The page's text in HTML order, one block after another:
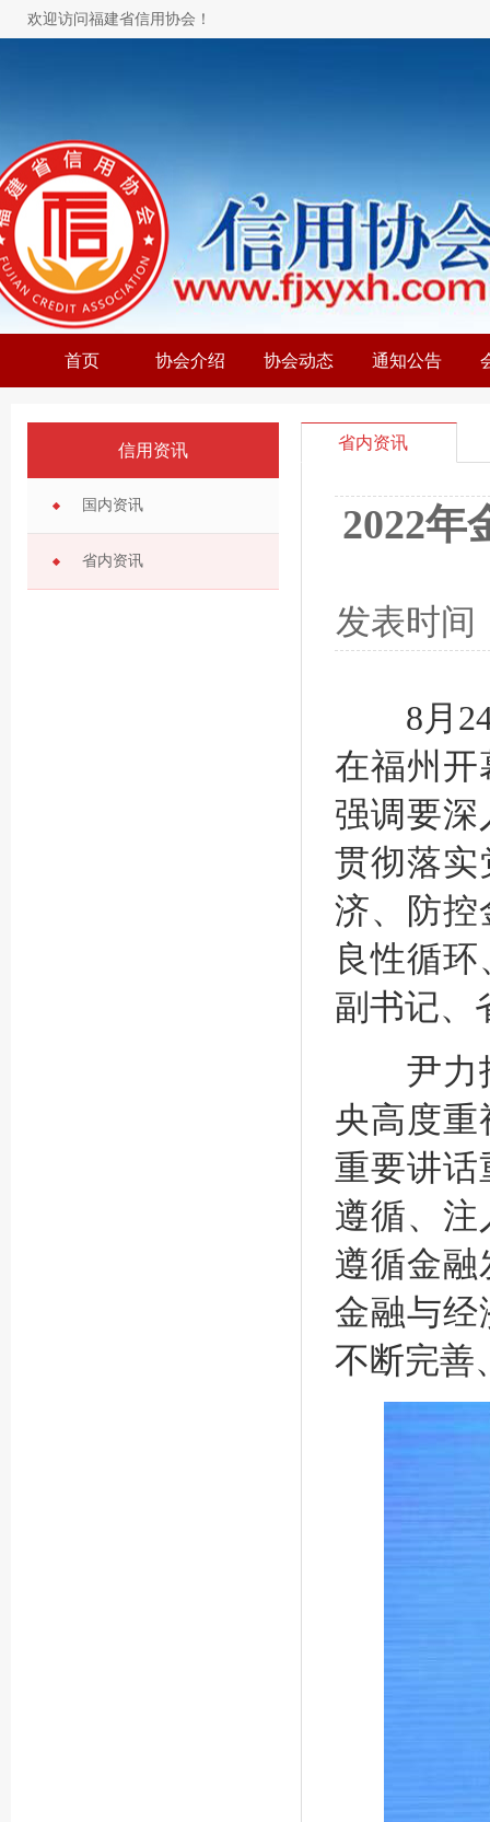
欢迎访问福建省信用协会！
首页 协会介绍 协会动态 通知公告
信用资讯
国内资讯
省内资讯
省内资讯
2022年
发表时间
8月24
在福州开
强调要深
贯彻落实
济、防控
良性循
副书记、
尹力指
央高度重
重要讲话
遵循、注
遵循金融
金融与经
不断完善